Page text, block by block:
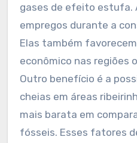
gases de efeito estufa.
empregos durante a
Elas também
econômico nas regiões
Outro benefício é a
cheias em áreas
mais barata em
fósseis. Esses fatores